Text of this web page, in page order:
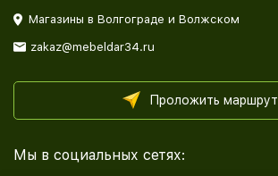
Магазины в Волгограде и Волжском
zakaz@mebeldar34.ru
Проложить маршрут
Мы в социальных сетях: